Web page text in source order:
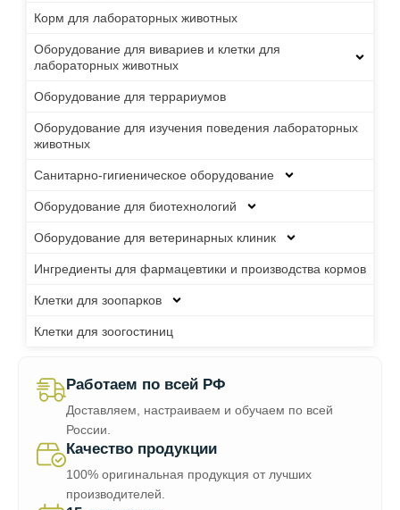
Корм для лабораторных животных
Оборудование для вивариев и клетки для
лабораторных животных
Оборудование для террариумов
Оборудование для изучения поведения лабораторных
животных
Санитарно-гигиеническое оборудование
Оборудование для биотехнологий
Оборудование для ветеринарных клиник
Ингредиенты для фармацевтики и производства кормов
Клетки для зоопарков
Клетки для зоогостиниц
Работаем по всей РФ
Доставляем, настраиваем и обучаем по всей
России.
Качество продукции
100% оригинальная продукция от лучших
производителей.